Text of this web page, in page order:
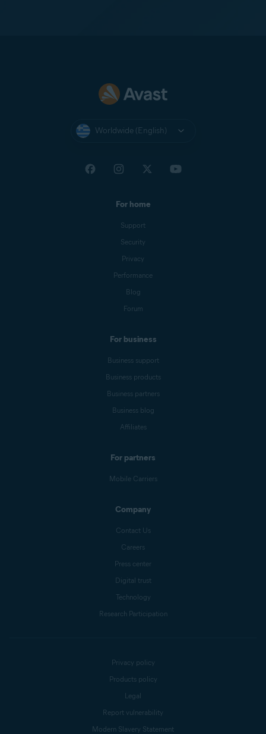
Worldwide (English)
For home
Support
Security
Privacy
Performance
Blog
Forum
For business
Business support
Business products
Business partners
Business blog
Affiliates
For partners
Mobile Carriers
Company
Contact Us
Careers
Press center
Digital trust
Technology
Research Participation
Privacy policy
Products policy
Legal
Report vulnerability
Modern Slavery Statement